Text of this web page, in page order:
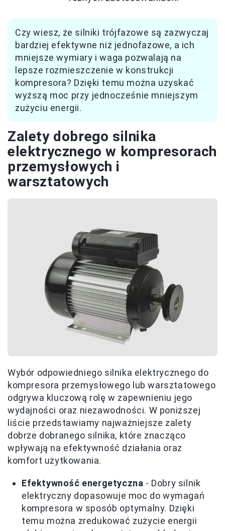
Czy wiesz, że silniki trójfazowe są zazwyczaj
bardziej efektywne niż jednofazowe, a ich
mniejsze wymiary i waga pozwalają na
lepsze rozmieszczenie w konstrukcji
kompresora? Dzięki temu można uzyskać
wyższą moc przy jednocześnie mniejszym
zużyciu energii.
Zalety dobrego silnika
elektrycznego w kompresorach
przemysłowych i
warsztatowych
Wybór odpowiedniego silnika elektrycznego do
kompresora przemysłowego lub warsztatowego
odgrywa kluczową rolę w zapewnieniu jego
wydajności oraz niezawodności. W poniższej
liście przedstawiamy najważniejsze zalety
dobrze dobranego silnika, które znacząco
wpływają na efektywność działania oraz
komfort użytkowania.
Efektywność energetyczna - Dobry silnik
elektryczny dopasowuje moc do wymagań
kompresora w sposób optymalny. Dzięki
temu można zredukować zużycie energii